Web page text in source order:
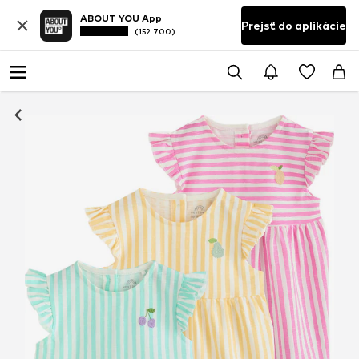
ABOUT YOU App
(152 700) Prejsť do aplikácie